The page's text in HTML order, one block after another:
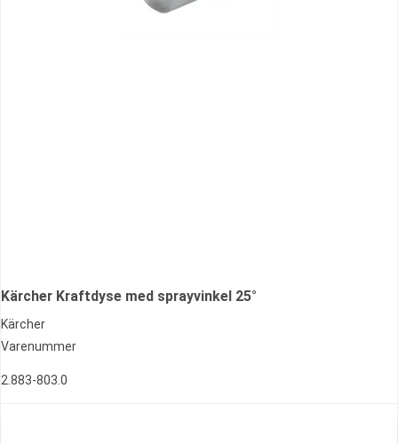
Kärcher Kraftdyse med sprayvinkel 25°
Kärcher
Varenummer
2.883-803.0